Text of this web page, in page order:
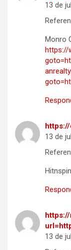
13 de
Monro
https://
13 de
13 de